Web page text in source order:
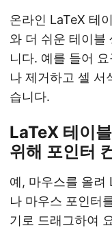
온라인 LaTeX 테
와 더 쉬운 테이블
니다. 예를 들어
나 제거하고 셀 서
습니다.
LaTeX 테이
위해 포인터
예, 마우스를 올려
나 마우스 포인터
기로 드래그하여